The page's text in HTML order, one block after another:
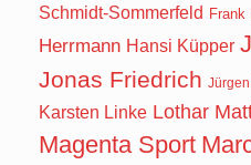
Schmidt-Sommerfeld Frank
Herrmann Hansi Küpper
Jonas Friedrich
Karsten Linke Lothar
Magenta Sport